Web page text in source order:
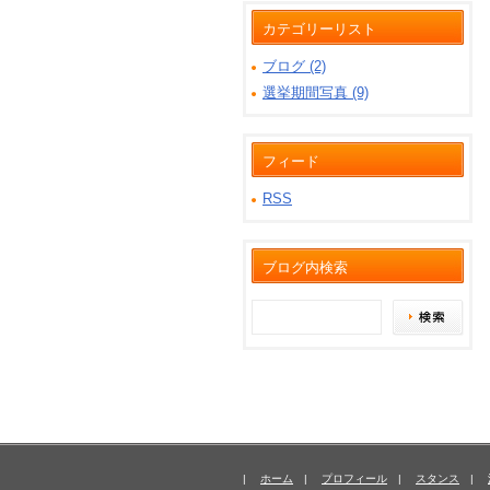
カテゴリーリスト
ブログ (2)
選挙期間写真 (9)
フィード
RSS
ブログ内検索
| ホーム | プロフィール | スタンス |